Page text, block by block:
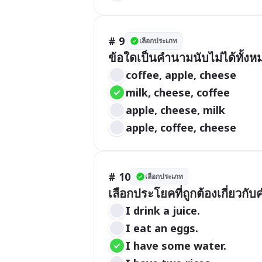
# 9 เลือกประเภท
ข้อใดเป็นคำนามนับไม่ได้ทั้งห
coffee, apple, cheese
milk, cheese, coffee
apple, cheese, milk
apple, coffee, cheese
# 10 เลือกประเภท
เลือกประโยคที่ถูกต้องเกี่ยวกั
I drink a juice.
I eat an eggs.
I have some water.